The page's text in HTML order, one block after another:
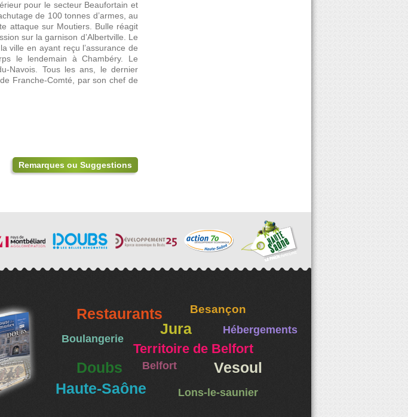
pour le secteur Beaufortain et
de 100 tonnes d’armes, au
attaque sur Moutiers. Bulle réagit
sur la garnison d’Albertville. Le
ville en ayant reçu l’assurance de
le lendemain à Chambéry. Le
Navois. Tous les ans, le dernier
Franche-Comté, par son chef de
Remarques ou Suggestions
Restaurants Besançon
Jura Hébergements
Boulangerie
Territoire de Belfort
Doubs Belfort
Vesoul
Haute-Saône
Lons-le-saunier